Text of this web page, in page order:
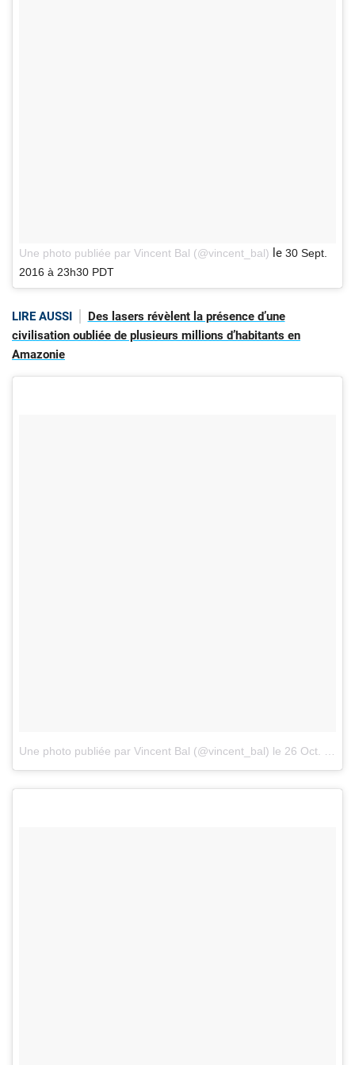
Une photo publiée par Vincent Bal (@vincent_bal) le 30 Sept.
2016 à 23h30 PDT
LIRE AUSSI
Des lasers révèlent la présence d’une
civilisation oubliée de plusieurs millions d’habitants en
Amazonie
Une photo publiée par Vincent Bal (@vincent_bal) le 26 Oct. 2016 à 0h10 PDT